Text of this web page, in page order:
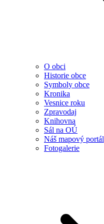
O obci
Historie obce
Symboly obce
Kronika
Vesnice roku
Zpravodaj
Knihovna
Sál na OÚ
Náš mapový portál
Fotogalerie